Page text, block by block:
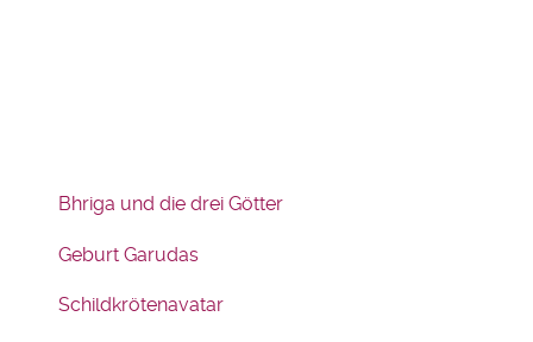
Bhriga und die drei Götter
Geburt Garudas
Schildkrötenavatar